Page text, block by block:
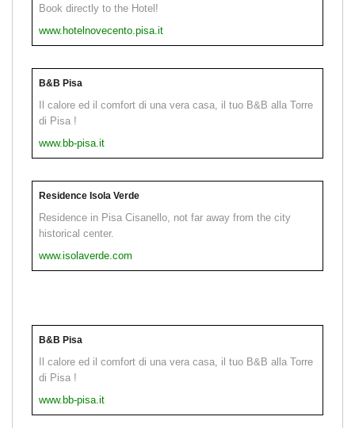
Book directly to the Hotel!
www.hotelnovecento.pisa.it
B&B Pisa
Il calore ed il comfort di una vera casa, il tuo B&B alla Torre
di Pisa !
www.bb-pisa.it
Residence Isola Verde
Residence in Pisa Cisanello, not far away from the city
historical center.
www.isolaverde.com
B&B Pisa
Il calore ed il comfort di una vera casa, il tuo B&B alla Torre
di Pisa !
www.bb-pisa.it